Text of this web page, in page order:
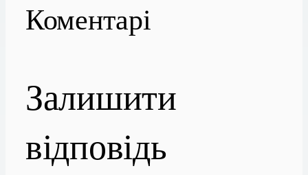
Коментарі
Залишити
відповідь